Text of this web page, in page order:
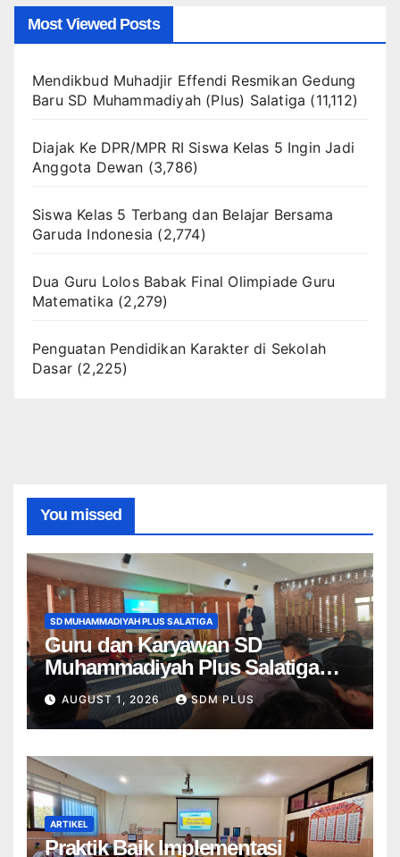
Most Viewed Posts
Mendikbud Muhadjir Effendi Resmikan Gedung
Baru SD Muhammadiyah (Plus) Salatiga (11,112)
Diajak Ke DPR/MPR RI Siswa Kelas 5 Ingin Jadi
Anggota Dewan (3,786)
Siswa Kelas 5 Terbang dan Belajar Bersama
Garuda Indonesia (2,774)
Dua Guru Lolos Babak Final Olimpiade Guru
Matematika (2,279)
Penguatan Pendidikan Karakter di Sekolah
Dasar (2,225)
You missed
SD MUHAMMADIYAH PLUS SALATIGA
Guru dan Karyawan SD
Muhammadiyah Plus Salatiga
Ikuti Penguatan AIK, Jadikan Al-
Fatihah sebagai Landasan
Bekerja di Muhammadiyah
AUGUST 1, 2026 SDM PLUS
ARTIKEL
Praktik Baik Implementasi